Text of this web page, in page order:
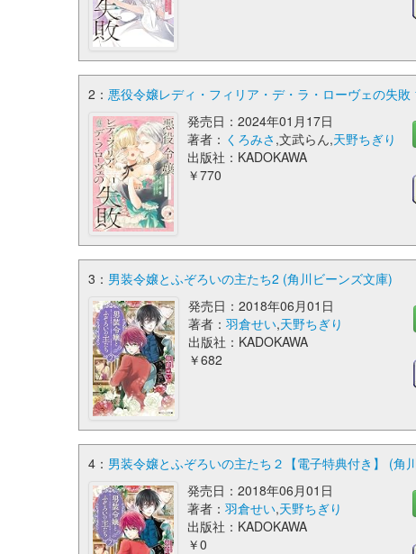
2： 悪役令嬢レディ・フィリア・デ・ラ・ローヴェの失
発売日：2024年01月17日
著者： くろみさ ,文武らん,天野ちぎり
出版社：KADOKAWA
￥770
3： 男装令嬢とふぞろいの主たち2 (角川ビーンズ文庫)
発売日：2018年06月01日
著者：羽倉せい,天野ちぎり
出版社：KADOKAWA
￥682
4： 男装令嬢とふぞろいの主たち２【電子特典付き】 (角
発売日：2018年06月01日
著者：羽倉せい,天野ちぎり
出版社：KADOKAWA
￥0